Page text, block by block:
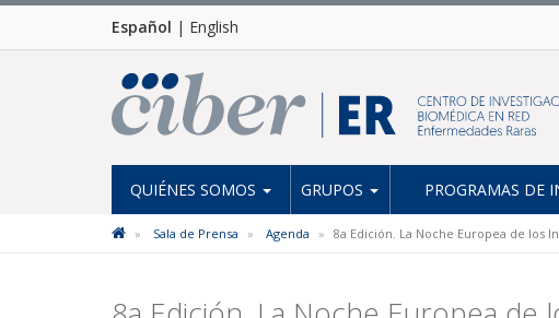
Español | English
QUIÉNES SOMOS GRUPOS PROGRAMAS DE
Sala de Prensa Agenda 8a Edición. La Noche Europea de los